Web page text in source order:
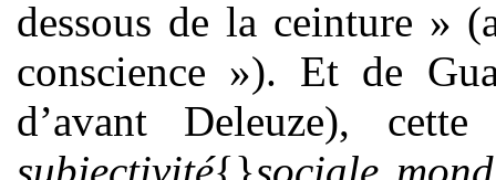
dessous de la ceinture »
conscience »). Et de
d’avant Deleuze),